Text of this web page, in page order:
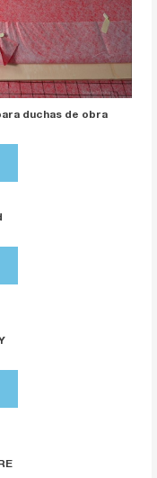
duchas de obra